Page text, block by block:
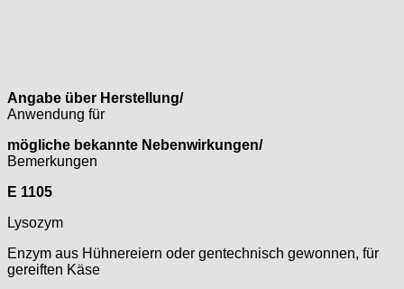
Angabe über Herstellung/
Anwendung für
mögliche bekannte Nebenwirkungen/
Bemerkungen
E 1105
Lysozym
Enzym aus Hühnereiern oder gentechnisch gewonnen, für
gereiften Käse